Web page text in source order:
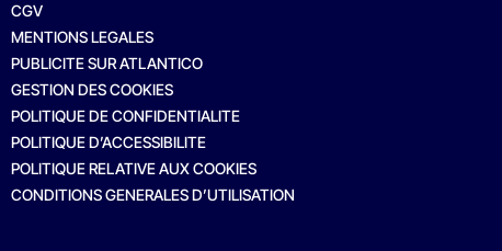
CGV
MENTIONS LEGALES
PUBLICITE SUR ATLANTICO
GESTION DES COOKIES
POLITIQUE DE CONFIDENTIALITE
POLITIQUE D’ACCESSIBILITE
POLITIQUE RELATIVE AUX COOKIES
CONDITIONS GENERALES D’UTILISATION